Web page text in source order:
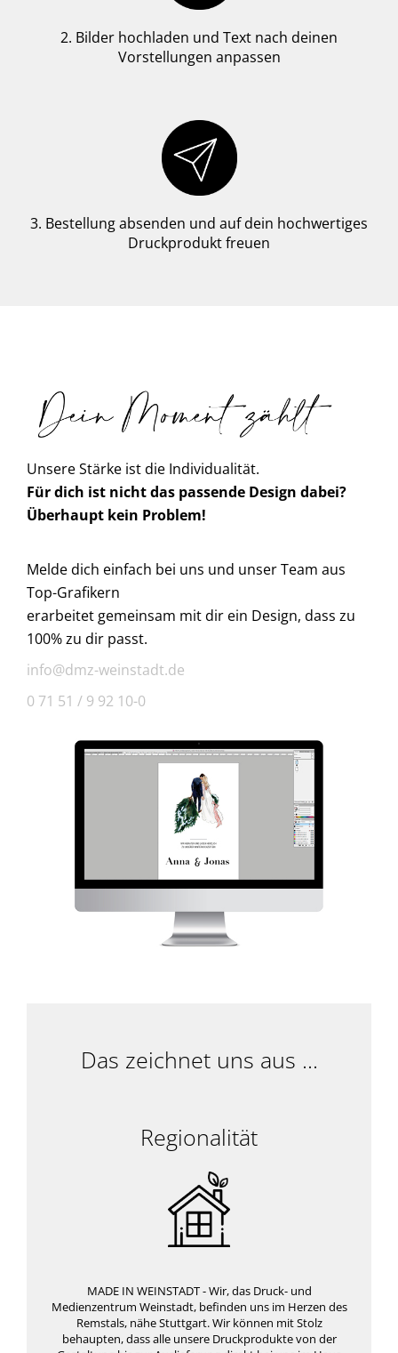
2. Bilder hochladen und Text nach deinen
Vorstellungen anpassen
3. Bestellung absenden und auf dein hochwertiges
Druckprodukt freuen
Unsere Stärke ist die Individualität.
Für dich ist nicht das passende Design dabei?
Überhaupt kein Problem!
Melde dich einfach bei uns und unser Team aus
Top-Grafikern
erarbeitet gemeinsam mit dir ein Design, dass zu
100% zu dir passt.
info@dmz-weinstadt.de
0 71 51 / 9 92 10-0
Das zeichnet uns aus ...
Regionalität
MADE IN WEINSTADT - Wir, das Druck- und
Medienzentrum Weinstadt, befinden uns im Herzen des
Remstals, nähe Stuttgart. Wir können mit Stolz
behaupten, dass alle unsere Druckprodukte von der